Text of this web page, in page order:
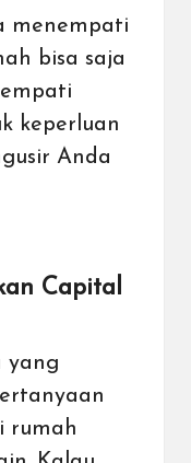
menempati
bisa saja
keperluan
Anda
Capital
yang
rumah